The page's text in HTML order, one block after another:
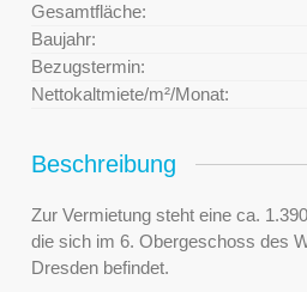
Gesamtfläche:
Baujahr:
Bezugstermin:
Nettokaltmiete/m²/Monat:
Beschreibung
Zur Vermietung steht eine ca.
die sich im 6. Obergeschoss des
Dresden befindet.